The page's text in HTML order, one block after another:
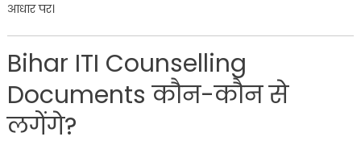
आधार पर।
Bihar ITI Counselling
Documents कौन-कौन से
लगेंगे?